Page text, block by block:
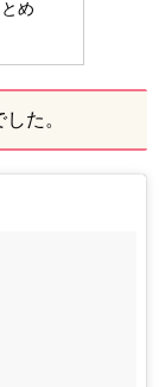
め
た。